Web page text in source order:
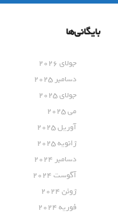
بایگانی‌ها
جولای 2026
دسامبر 2025
جولای 2025
می 2025
آوریل 2025
ژانویه 2025
دسامبر 2024
آگوست 2024
ژوئن 2024
فوریه 2024